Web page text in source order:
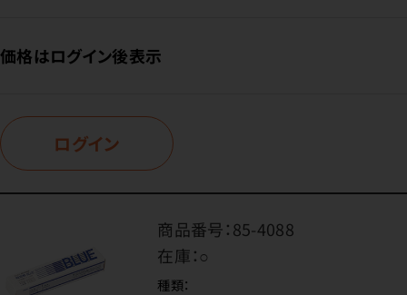
価格はログイン後表示
ログイン
商品番号：85-4088
在庫：○
種類：